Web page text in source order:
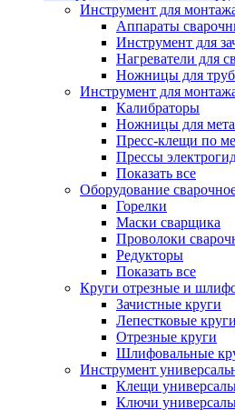
Инструмент для
Аппараты
Инструмент для
Нагреватели для
Ножницы для труб
Инструмент для
Калибраторы
Ножницы для
Пресс-клещи по
Прессы
Показать все
Оборудование
Горелки
Маски сварщика
Проволоки
Редукторы
Показать все
Круги отрезные и
Зачистные круги
Лепестковые круги
Отрезные круги
Шлифовальные
Инструмент
Клещи
Ключи